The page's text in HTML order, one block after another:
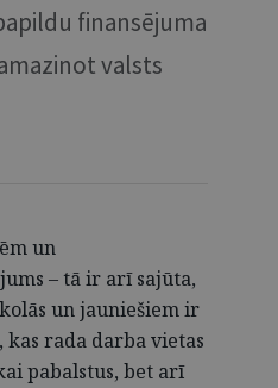
finansējuma
valsts
un
– tā ir arī sajūta,
un jauniešiem ir
rada darba vietas
pabalstus, bet arī